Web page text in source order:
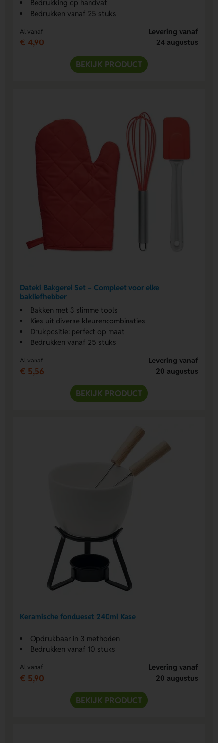
Bedrukking op handvat
Bedrukken vanaf 25 stuks
Al vanaf
€ 4,90
Levering vanaf
24 augustus
BEKIJK PRODUCT
Dateki Bakgerei Set – Compleet voor elke
bakliefhebber
Bakken met 3 slimme tools
Kies uit diverse kleurencombinaties
Drukpositie: perfect op maat
Bedrukken vanaf 25 stuks
Al vanaf
€ 5,56
Levering vanaf
20 augustus
BEKIJK PRODUCT
Keramische fondueset 240ml Kase
Opdrukbaar in 3 methoden
Bedrukken vanaf 10 stuks
Al vanaf
€ 5,90
Levering vanaf
20 augustus
BEKIJK PRODUCT